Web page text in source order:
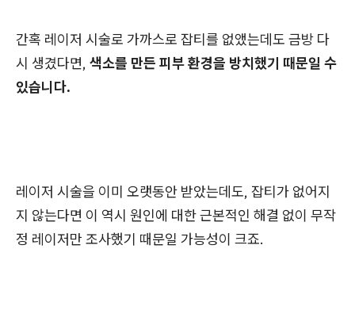
간혹 레이저 시술로 가까스로 잡티를 없앴는데도 금방 다
시 생겼다면, 색소를 만든 피부 환경을 방치했기 때문일 수
있습니다.
레이저 시술을 이미 오랫동안 받았는데도, 잡티가 없어지
지 않는다면 이 역시 원인에 대한 근본적인 해결 없이 무작
정 레이저만 조사했기 때문일 가능성이 크죠.